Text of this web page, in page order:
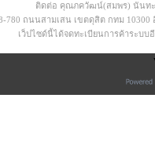
ติดต่อ คุณภควัฒน์(สมพร) นันทะจุ
780 ถนนสามเสน เขตดุสิต กทม 10300 อี
เว็ปไซด์นี้ได้จดทะเบียนการค้าระบบ